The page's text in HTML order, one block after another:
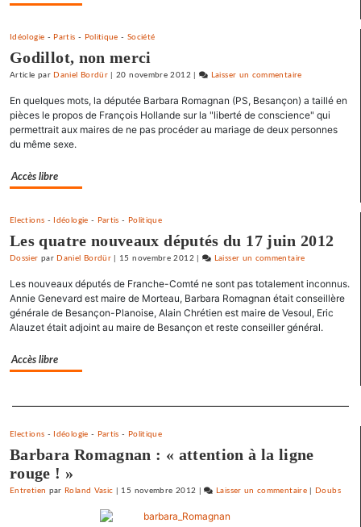
Idéologie - Partis - Politique - Société
Godillot, non merci
Article par Daniel Bordür |20 novembre 2012 Laisser un commentaire
gauche
En quelques mots, la députée Barbara Romagnan (PS, Besançon) a taillé en
pièces le propos de François Hollande sur la "liberté de conscience" qui
permettrait aux maires de ne pas procéder au mariage de deux personnes
du même sexe.
Accès libre
Elections - Idéologie - Partis - Politique
Les quatre nouveaux députés du 17 juin 2012
Dossier par Daniel Bordür 15 novembre 2012 Laisser un commentaire
signe
un
Les nouveaux députés de Franche-Comté ne sont pas totalement inconnus.
Annie Genevard est maire de Morteau, Barbara Romagnan était conseillère
générale de Besançon-Planoise, Alain Chrétien est maire de Vesoul, Eric
Alauzet était adjoint au maire de Besançon et reste conseiller général.
Accès libre
Elections - Idéologie - Partis - Politique
Barbara Romagnan : « attention à la ligne
rouge ! »
Entretien par Roland Vasic 15 novembre 2012 | Laisser un commentaire onDoubs